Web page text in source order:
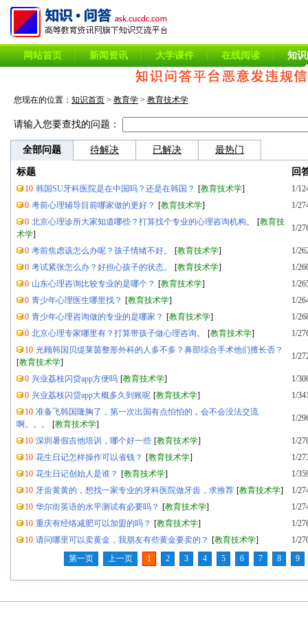
网站首页 新闻资讯 大学课件 在线阅读 知
您现在的位置： 知识首页 > 教育学 > 教育技术学
请输入您要查找的问题：
全部问题 待解决 已解决 最热门
标题 回
10 韩国SU牙科医院是在中国吗？还是在韩国？ [教育技术学]
1/
0 考前心理辅导目前哪家做的更好？ [教育技术学]
1/
0 北京心理诊所大家知道哪些？打算找个专业的心理咨询机构。 [教育技
术学]
1/
0 考前焦虑该怎么办呢？孩子情绪不好。 [教育技术学]
1/
0 考试紧张怎么办？好担心孩子的状态。 [教育技术学]
1/
0 山东心理咨询比较专业的是哪个？ [教育技术学]
1/
0 青少年心理医生哪里找？ [教育技术学]
1/
0 青少年心理咨询做的专业的是哪家？ [教育技术学]
1/
0 北京心理专家哪里有？打算带孩子做心理咨询。 [教育技术学]
1/
10 光顾韩国贝缇莱茵整形外科的人多不多？鼻部综合手术他们擅长否？
[教育技术学]
1/
0 兴业荔枝闪贷app方便吗 [教育技术学]
1/
0 兴业荔枝闪贷app大概多久到账呢 [教育技术学]
1/
10 准备飞韩国隆胸了，第一次出国有点怕怕的，会不会没法交流
啊。。。
[教育技术学]
1/
10 深圳暑假吉他培训，哪个好一些 [教育技术学]
1/
10 花生日记怎样操作可以省钱？ [教育技术学]
1/
10 花生日记创始人是谁？ [教育技术学]
1/
10 牙齿黄黄的，想找一家专业的牙科医院做牙齿，求推荐 [教育技术学]
1/
10 华尔街英语的水平测试有必要吗？ [教育技术学]
1/
10 重庆有经络减肥可以加盟的吗？ [教育技术学]
1/
10 请问哪里可以卖黄金，我朋友有些黄金要卖的？ [教育技术学]
1/
第一页
上一页 1 2 3 4 5 6 7 8 9